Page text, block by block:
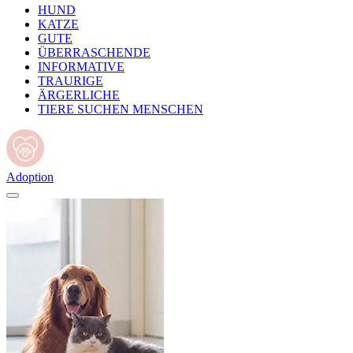
HUND
KATZE
GUTE
ÜBERRASCHENDE
INFORMATIVE
TRAURIGE
ÄRGERLICHE
TIERE SUCHEN MENSCHEN
Adoption